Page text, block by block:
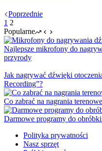
Poprzednie
1 2
Popularne
Najlepsze mikrofony do
przyrody
Jak nagrywać dźwięki
Recording”?
Co zabrać na nagrania
Darmowe programy do
Polityka prywatności
Nasz sprzęt